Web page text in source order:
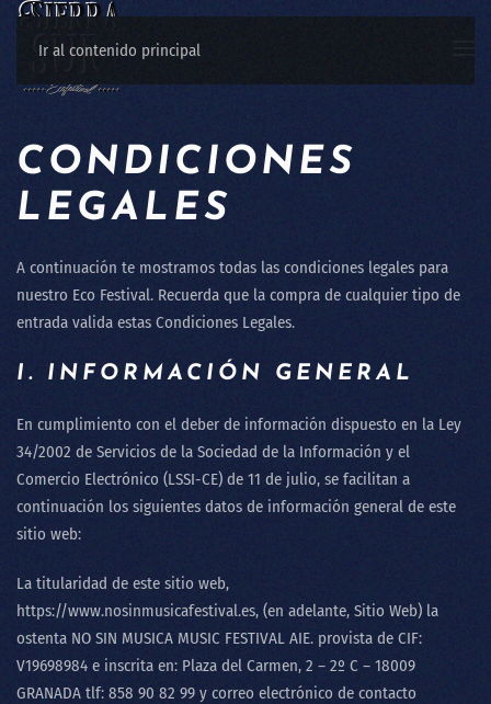
Ir al contenido principal
CONDICIONES
LEGALES
A continuación te mostramos todas las condiciones legales para
nuestro Eco Festival. Recuerda que la compra de cualquier tipo de
entrada valida estas Condiciones Legales.
I. INFORMACIÓN GENERAL
En cumplimiento con el deber de información dispuesto en la Ley
34/2002 de Servicios de la Sociedad de la Información y el
Comercio Electrónico (LSSI-CE) de 11 de julio, se facilitan a
continuación los siguientes datos de información general de este
sitio web:
La titularidad de este sitio web,
https://www.nosinmusicafestival.es, (en adelante, Sitio Web) la
ostenta NO SIN MUSICA MUSIC FESTIVAL AIE. provista de CIF:
V19698984 e inscrita en: Plaza del Carmen, 2 – 2º C – 18009
GRANADA tlf: 858 90 82 99 y correo electrónico de contacto